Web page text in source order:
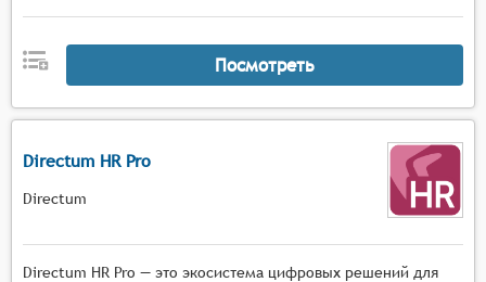
Посмотреть
Directum HR Pro
Directum
Directum HR Pro — это экосистема цифровых решений для